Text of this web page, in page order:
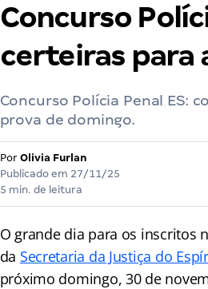
Concurso
certeiras para
Concurso Polícia Penal ES:
prova de domingo.
Por Olivia Furlan
Publicado em 27/11/25
5 min. de leitura
O grande dia para os inscritos
da Secretaria da Justiça do
próximo domingo, 30 de